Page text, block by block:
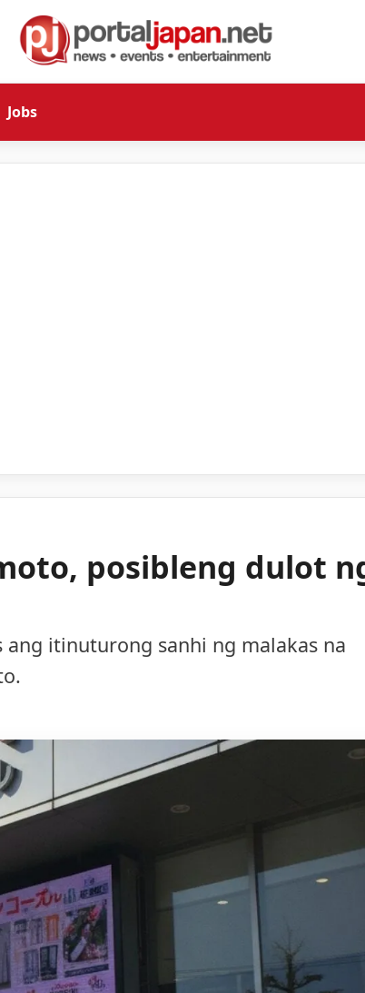
Jobs
posibleng dulot
ang itinuturong sanhi ng malakas na